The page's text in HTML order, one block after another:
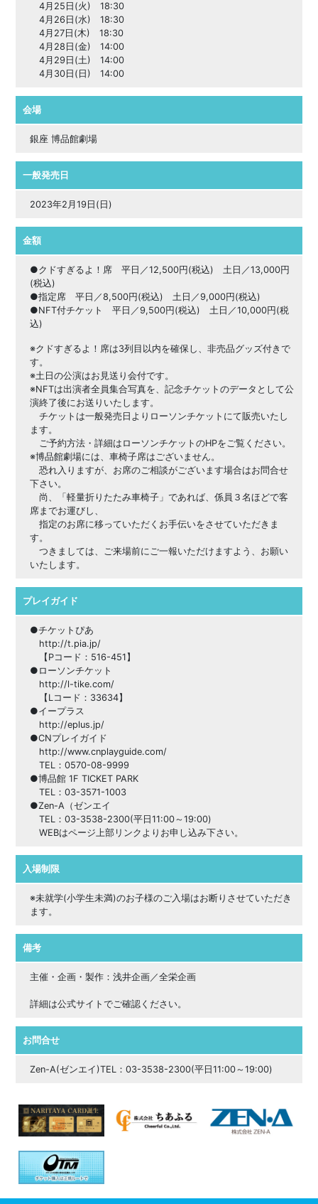
4月25日(火) 18:30
4月26日(水) 18:30
4月27日(木) 18:30
4月28日(金) 14:00
4月29日(土) 14:00
4月30日(日) 14:00
会場
銀座 博品館劇場
一般発売日
2023年2月19日(日)
金額
●クドすぎるよ！席 平日／12,500円(税込) 土日／13,000円
(税込)
●指定席 平日／8,500円(税込) 土日／9,000円(税込)
●NFT付チケット 平日／9,500円(税込) 土日／10,000円(税
込)
※クドすぎるよ！席は3列目以内を確保し、非売品グッズ付きで
す。
※土日の公演はお見送り会付です。
※NFTは出演者全員集合写真を、記念チケットのデータとして公
演終了後にお送りいたします。
チケットは一般発売日よりローソンチケットにて販売いたし
ます。
ご予約方法・詳細はローソンチケットのHPをご覧ください。
※博品館劇場には、車椅子席はございません。
恐れ入りますが、お席のご相談がございます場合はお問合せ
下さい。
尚、「軽量折りたたみ車椅子」であれば、係員３名ほどで客
席までお運びし、
指定のお席に移っていただくお手伝いをさせていただきま
す。
つきましては、ご来場前にご一報いただけますよう、お願い
いたします。
プレイガイド
●チケットぴあ
http://t.pia.jp/
【Pコード：516-451】
●ローソンチケット
http://l-tike.com/
【Lコード：33634】
●イープラス
http://eplus.jp/
●CNプレイガイド
http://www.cnplayguide.com/
TEL：0570-08-9999
●博品館 1F TICKET PARK
TEL：03-3571-1003
●Zen-A（ゼンエイ
TEL：03-3538-2300(平日11:00～19:00)
WEBはページ上部リンクよりお申し込み下さい。
入場制限
※未就学(小学生未満)のお子様のご入場はお断りさせていただき
ます。
備考
主催・企画・製作：浅井企画／全栄企画
詳細は公式サイトでご確認ください。
お問合せ
Zen-A(ゼンエイ)TEL：03-3538-2300(平日11:00～19:00)